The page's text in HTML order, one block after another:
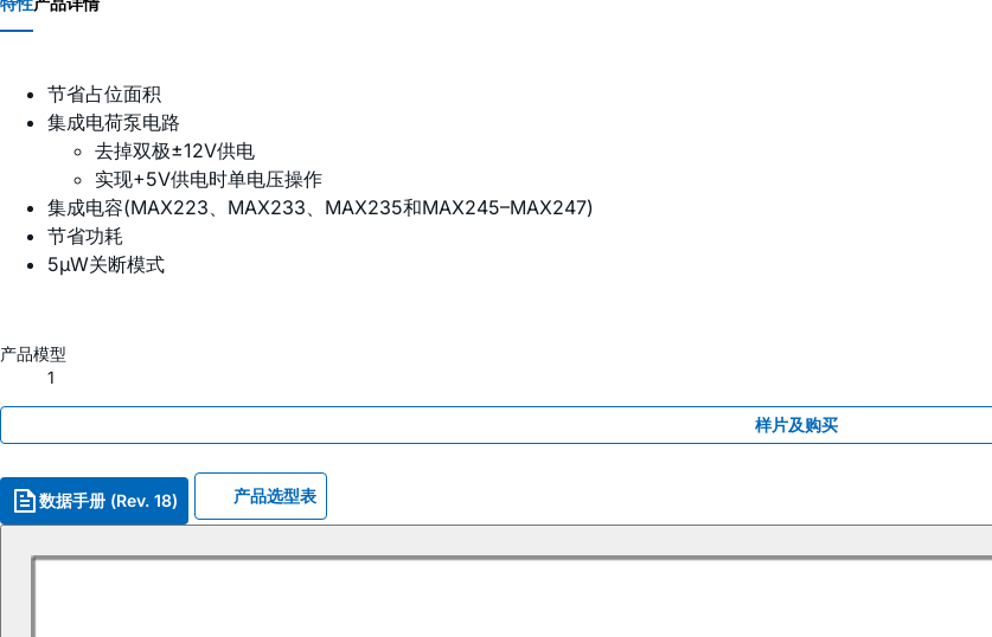
节省占位面积
集成电荷泵电路
去掉双极±12V供电
实现+5V供电时单电压操作
集成电容(MAX223、MAX233、MAX235和MAX245–MAX247)
节省功耗
5µW关断模式
产品模型
1
样片及购买
数据手册 (Rev. 18) 产品选型表